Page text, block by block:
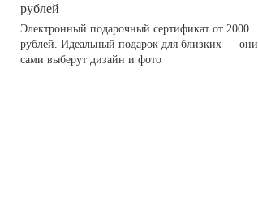
рублей
Электронный подарочный сертификат от 2000
рублей. Идеальный подарок для близких — они
сами выберут дизайн и фото